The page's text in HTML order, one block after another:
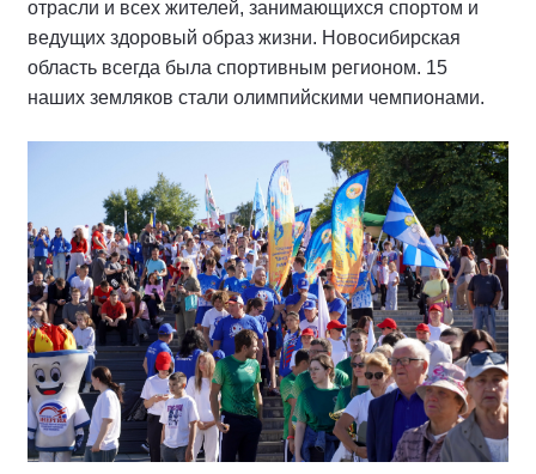
отрасли и всех жителей, занимающихся спортом и
ведущих здоровый образ жизни. Новосибирская
область всегда была спортивным регионом. 15
наших земляков стали олимпийскими чемпионами.